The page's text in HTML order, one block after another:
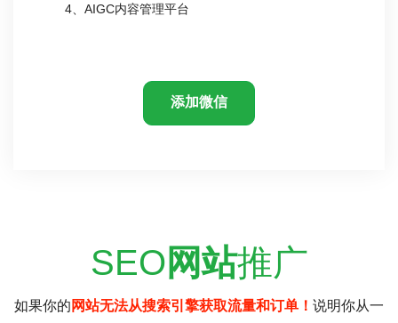
4、AIGC内容管理平台
添加微信
SEO 网站推广
如果你的 网站无法从搜索引擎获取流量和订单！ 说明你从一